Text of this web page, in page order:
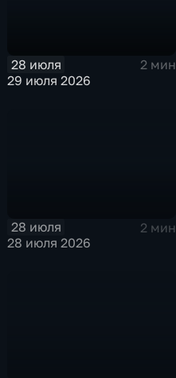
28 июля
2 мин
29 июля 2026
28 июля
2 мин
28 июля 2026